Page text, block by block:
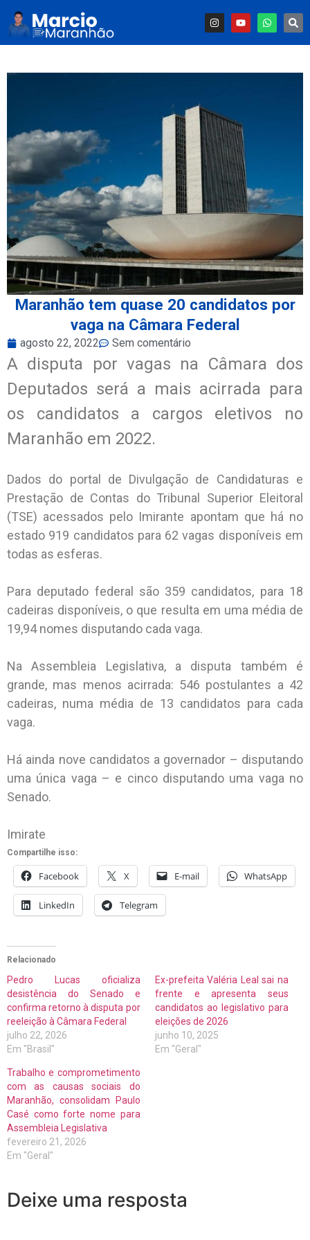
Maranhão tem quase 20 candidatos por
vaga na Câmara Federal
agosto 22, 2022 Sem comentário
A disputa por vagas na Câmara dos
Deputados será a mais acirrada para
os candidatos a cargos eletivos no
Maranhão em 2022.
Dados do portal de Divulgação de Candidaturas e
Prestação de Contas do Tribunal Superior Eleitoral
(TSE) acessados pelo Imirante apontam que há no
estado 919 candidatos para 62 vagas disponíveis em
todas as esferas.
Para deputado federal são 359 candidatos, para 18
cadeiras disponíveis, o que resulta em uma média de
19,94 nomes disputando cada vaga.
Na Assembleia Legislativa, a disputa também é
grande, mas menos acirrada: 546 postulantes a 42
cadeiras, numa média de 13 candidatos para cada
vaga.
Há ainda nove candidatos a governador – disputando
uma única vaga – e cinco disputando uma vaga no
Senado.
Imirate
Compartilhe isso:
Facebook X E-mail WhatsApp
LinkedIn Telegram
Relacionado
Pedro Lucas oficializa
desistência do Senado e
confirma retorno à disputa por
reeleição à Câmara Federal
julho 22, 2026
Em "Brasil"
Ex-prefeita Valéria Leal sai na
frente e apresenta seus
candidatos ao legislativo para
eleições de 2026
junho 10, 2025
Em "Geral"
Trabalho e comprometimento
com as causas sociais do
Maranhão, consolidam Paulo
Casé como forte nome para
Assembleia Legislativa
fevereiro 21, 2026
Em "Geral"
Deixe uma resposta